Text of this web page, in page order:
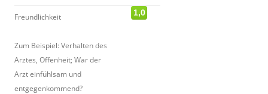
Freundlichkeit
Zum Beispiel: Verhalten des
Arztes, Offenheit; War der
Arzt einfühlsam und
entgegenkommend?
1,0